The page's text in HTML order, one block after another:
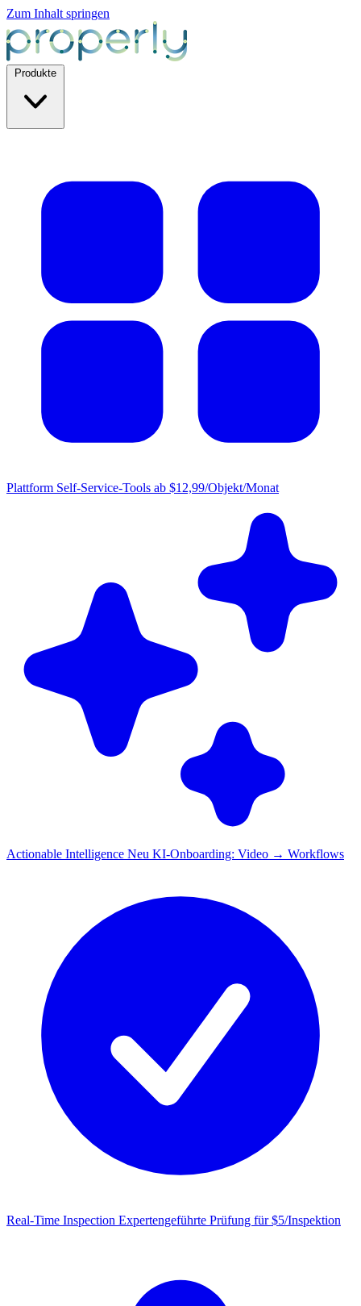
Zum Inhalt springen
Plattform Self-Service-Tools ab $12,99/Objekt/Monat
Actionable Intelligence Neu KI-Onboarding: Video → Workflows
Real-Time Inspection Expertengeführte Prüfung für $5/Inspektion